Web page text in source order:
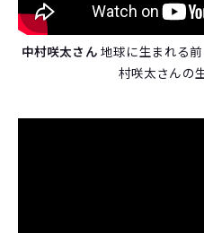
中村咲太さん 地球に生まれる
村咲太さんの